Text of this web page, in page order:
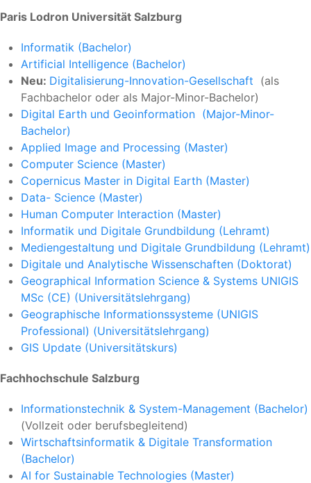
Paris Lodron Universität Salzburg
Informatik (Bachelor)
Artificial Intelligence (Bachelor)
Neu: Digitalisierung-Innovation-Gesellschaft (als
Fachbachelor oder als Major-Minor-Bachelor)
Digital Earth und Geoinformation (Major-Minor-
Bachelor)
Applied Image and Processing (Master)
Computer Science (Master)
Copernicus Master in Digital Earth (Master)
Data- Science (Master)
Human Computer Interaction (Master)
Informatik und Digitale Grundbildung (Lehramt)
Mediengestaltung und Digitale Grundbildung (Lehramt)
Digitale und Analytische Wissenschaften (Doktorat)
Geographical Information Science & Systems UNIGIS
MSc (CE) (Universitätslehrgang)
Geographische Informationssysteme (UNIGIS
Professional) (Universitätslehrgang)
GIS Update (Universitätskurs)
Fachhochschule Salzburg
Informationstechnik & System-Management (Bachelor)
(Vollzeit oder berufsbegleitend)
Wirtschaftsinformatik & Digitale Transformation
(Bachelor)
AI for Sustainable Technologies (Master)